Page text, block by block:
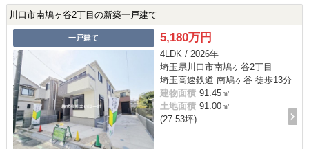
川口市南鳩ヶ谷2丁目の新築一戸建て
一戸建て 5,180万円
4LDK / 2026年
埼玉県川口市南鳩ヶ谷2丁目
埼玉高速鉄道 南鳩ヶ谷 徒歩13分
建物面積 91.45㎡
土地面積 91.00㎡
(27.53坪)